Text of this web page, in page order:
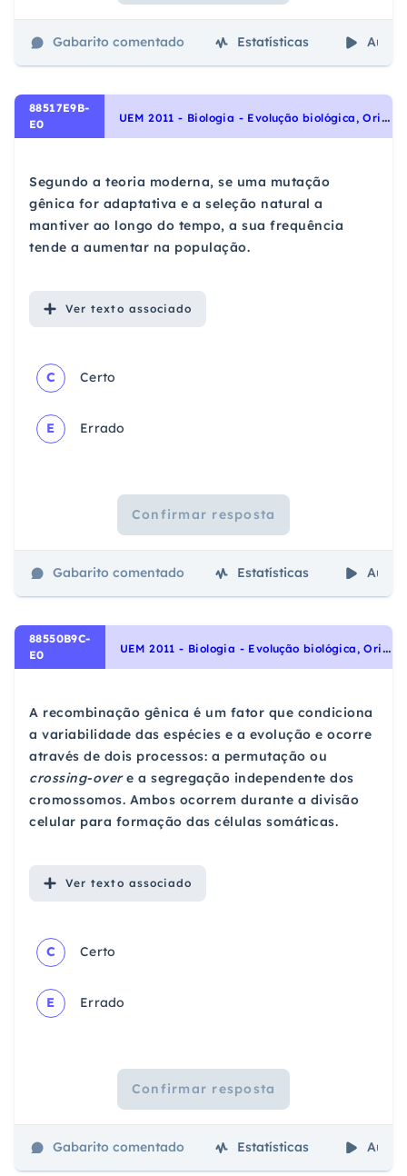
Gabarito comentado Estatísticas Aulas
88517E9B-
E0
U
EM 2011 - Biologia - Evolução biológica, Origem e evolução da vida
Segundo a teoria moderna, se uma mutação
gênica for adaptativa e a seleção natural a
mantiver ao longo do tempo, a sua frequência
tende a aumentar na população.
Ver texto associado
C Certo
E Errado
Confirmar resposta
Gabarito comentado Estatísticas Aulas
88550B9C-
E0
U
EM 2011 - Biologia - Evolução biológica, Origem e evolução da vida
A recombinação gênica é um fator que condiciona
a variabilidade das espécies e a evolução e ocorre
através de dois processos: a permutação ou
crossing-overe a segregação independente dos
cromossomos. Ambos ocorrem durante a divisão
celular para formação das células somáticas.
Ver texto associado
C Certo
E Errado
Confirmar resposta
Gabarito comentado Estatísticas Aulas